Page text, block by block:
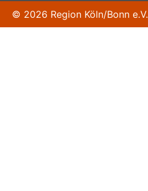
© 2026 Region Köln/Bonn e.V.